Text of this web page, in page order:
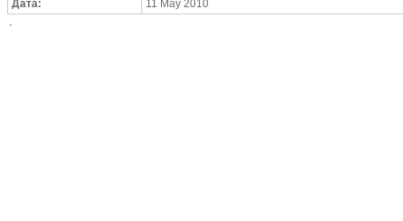
Дата:
11 May 2010